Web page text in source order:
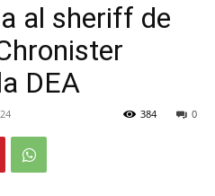
al sheriff de
DEA
0
384